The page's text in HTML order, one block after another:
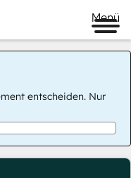
Menü
entscheiden. Nur